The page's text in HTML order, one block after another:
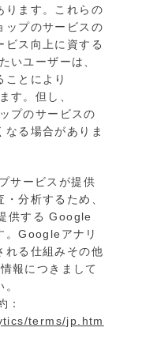
ります。これらの
ップのサービスの
ビス向上に資する
いユーザーは、
ことにより
す。但し、
プのサービスの
なる場合がありま
サービスが提供
分析するため、
供する Google
。Googleアナリ
れる仕組みその他
報につきまして
：
terms/jp.htm